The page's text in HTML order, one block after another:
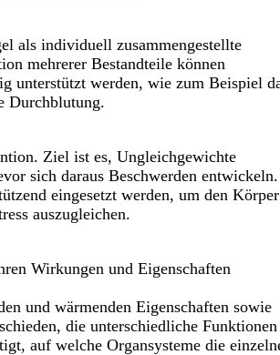
als individuell zusammengestellte
mehrerer Bestandteile können
unterstützt werden, wie zum Beispiel
Durchblutung.
Ziel ist es, Ungleichgewichte
sich daraus Beschwerden entwickeln.
eingesetzt werden, um den Körper
auszugleichen.
Wirkungen und Eigenschaften
und wärmenden Eigenschaften sowie
die unterschiedliche Funktionen
auf welche Organsysteme die